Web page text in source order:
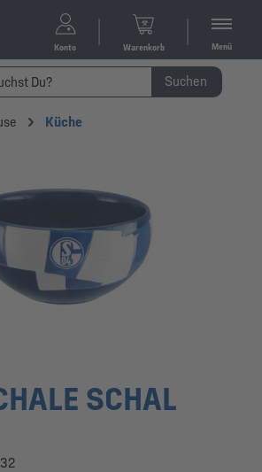
Konto Warenkorb Menü
Suchen
Küche
SCHAL